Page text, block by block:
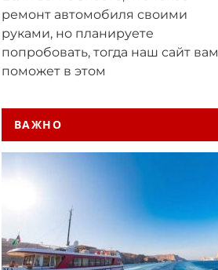
ремонт автомобиля своими
руками, но планируете
попробовать, тогда наш сайт вам
поможет в этом
ВАЖНО